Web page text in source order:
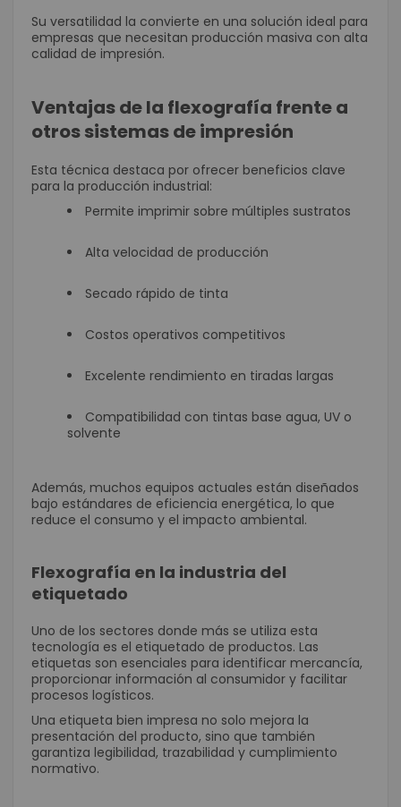
Su versatilidad la convierte en una solución ideal para
empresas que necesitan producción masiva con alta
calidad de impresión.
Ventajas de la flexografía frente a
otros sistemas de impresión
Esta técnica destaca por ofrecer beneficios clave
para la producción industrial:
Permite imprimir sobre múltiples sustratos
Alta velocidad de producción
Secado rápido de tinta
Costos operativos competitivos
Excelente rendimiento en tiradas largas
Compatibilidad con tintas base agua, UV o
solvente
Además, muchos equipos actuales están diseñados
bajo estándares de eficiencia energética, lo que
reduce el consumo y el impacto ambiental.
Flexografía en la industria del
etiquetado
Uno de los sectores donde más se utiliza esta
tecnología es el etiquetado de productos. Las
etiquetas son esenciales para identificar mercancía,
proporcionar información al consumidor y facilitar
procesos logísticos.
Una etiqueta bien impresa no solo mejora la
presentación del producto, sino que también
garantiza legibilidad, trazabilidad y cumplimiento
normativo.